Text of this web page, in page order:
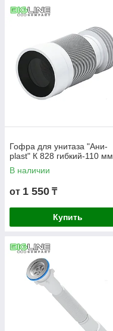
Гофра для унитаза "Ани-
plast" К 828 гибкий-110 мм
В наличии
от 1 550 ₸
Купить